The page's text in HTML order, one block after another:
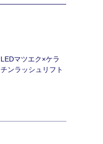
LEDマツエク×ケラ
チンラッシュリフト